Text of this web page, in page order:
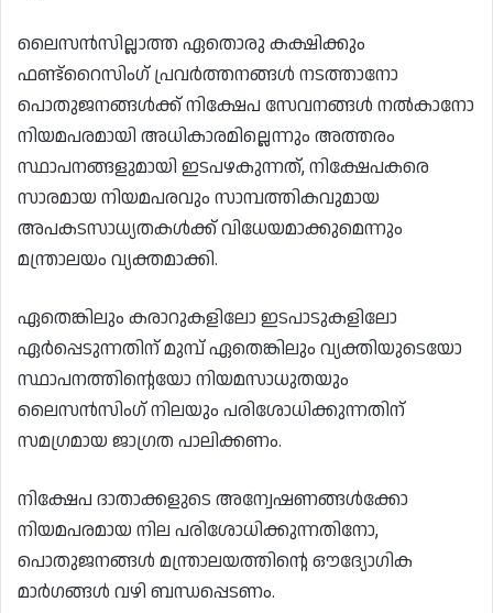
ലൈസൻസില്ലാത്ത ഏതൊരു കക്ഷിക്കും
ഫണ്ട്‌റൈസിംഗ് പ്രവർത്തനങ്ങൾ നടത്താനോ
പൊതുജനങ്ങൾക്ക് നിക്ഷേപ സേവനങ്ങൾ നൽകാനോ
നിയമപരമായി അധികാരമില്ലെന്നും അത്തരം
സ്ഥാപനങ്ങളുമായി ഇടപഴകുന്നത്, നിക്ഷേപകരെ
സാരമായ നിയമപരവും സാമ്പത്തികവുമായ
അപകടസാധ്യതകൾക്ക് വിധേയമാക്കുമെന്നും
മന്ത്രാലയം വ്യക്തമാക്കി.
ഏതെങ്കിലും കരാറുകളിലോ ഇടപാടുകളിലോ
ഏർപ്പെടുന്നതിന് മുമ്പ് ഏതെങ്കിലും വ്യക്തിയുടെയോ
സ്ഥാപനത്തിന്റെയോ നിയമസാധുതയും
ലൈസൻസിംഗ് നിലയും പരിശോധിക്കുന്നതിന്
സമഗ്രമായ ജാഗ്രത പാലിക്കണം.
നിക്ഷേപ ദാതാക്കളുടെ അന്വേഷണങ്ങൾക്കോ ​​
നിയമപരമായ നില പരിശോധിക്കുന്നതിനോ,
പൊതുജനങ്ങൾ മന്ത്രാലയത്തിന്റെ ഔദ്യോഗിക
മാർഗങ്ങൾ വഴി ബന്ധപ്പെടണം.